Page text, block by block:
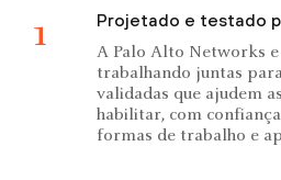
1 Projetado e testado
A Palo Alto Networks
trabalhando juntas
validadas que ajudem
habilitar, com
formas de trabalho e